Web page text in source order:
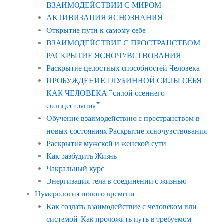
ВЗАИМОДЕЙСТВИИ С МИРОМ
АКТИВИЗАЦИЯ ЯСНОЗНАНИЯ
Открытие пути к самому себе
ВЗАИМОДЕЙСТВИЕ С ПРОСТРАНСТВОМ.
РАСКРЫТИЕ ЯСНОЧУВСТВОВАНИЯ
Раскрытие целостных способностей Человека
ПРОБУЖДЕНИЕ ГЛУБИННОЙ СИЛЫ СЕБЯ
КАК ЧЕЛОВЕКА “силой осеннего
солнцестояния”
Обучение взаимодействию с пространством в
новых состояниях Раскрытие ясночувствования
Раскрытия мужской и женской сути
Как разбудить Жизнь
Чакральный курс
Энергизация тела в соединении с жизнью
Нумерология нового времени
Как создать взаимодействие с человеком или
системой. Как проложить путь в требуемом